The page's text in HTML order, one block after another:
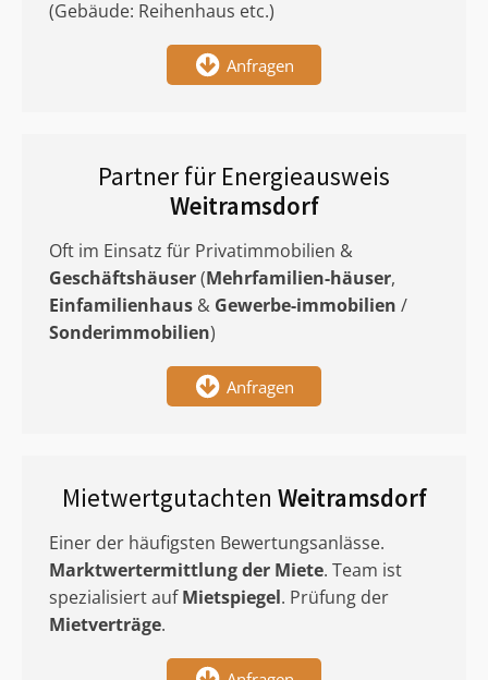
(Gebäude: Reihenhaus etc.)
Anfragen
Partner für Energieausweis
Weitramsdorf
Oft im Einsatz für Privatimmobilien &
Geschäftshäuser(Mehrfamilien-häuser,
Einfamilienhaus & Gewerbe-immobilien /
Sonderimmobilien)
Anfragen
Mietwertgutachten Weitramsdorf
Einer der häufigsten Bewertungsanlässe.
Marktwertermittlungder Miete. Team ist
spezialisiert aufMietspiegel. Prüfung der
Mietverträge.